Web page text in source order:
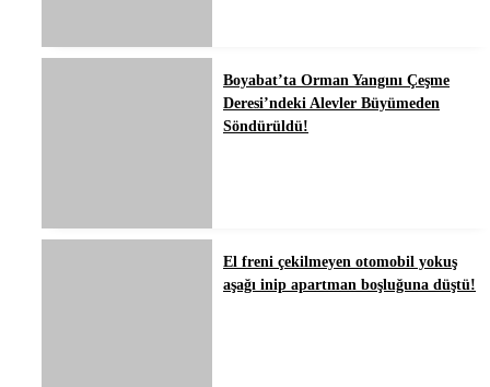
Boyabat’ta Orman Yangını Çeşme
Deresi’ndeki Alevler Büyümeden
Söndürüldü!
El freni çekilmeyen otomobil yokuş
aşağı inip apartman boşluğuna düştü!